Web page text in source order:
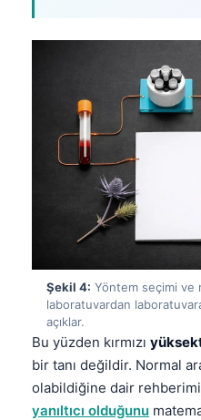
Şekil 4: Yöntem seçimi ve
laboratuvardan
açıklar.
Bu yüzden kırmızı
bir tanı değildir. Normal
olabildiğine dair
yanıltıcı olduğunu